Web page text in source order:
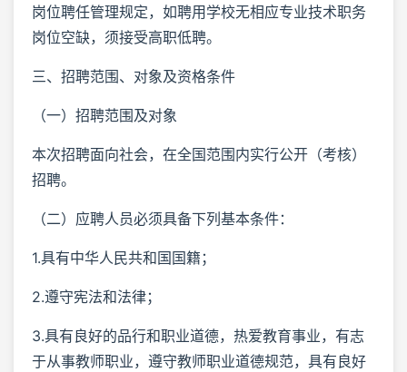
岗位聘任管理规定，如聘用学校无相应专业技术职务
岗位空缺，须接受高职低聘。
三、招聘范围、对象及资格条件
（一）招聘范围及对象
本次招聘面向社会，在全国范围内实行公开（考核）
招聘。
（二）应聘人员必须具备下列基本条件：
1.具有中华人民共和国国籍；
2.遵守宪法和法律；
3.具有良好的品行和职业道德，热爱教育事业，有志
于从事教师职业，遵守教师职业道德规范，具有良好